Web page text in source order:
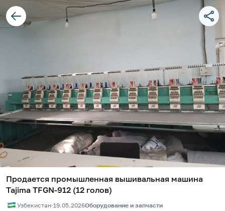
Продается промышленная вышивальная машина
Tajima TFGN-912 (12 голов)
Узбекистан·19.05.2026Оборудование и запчасти